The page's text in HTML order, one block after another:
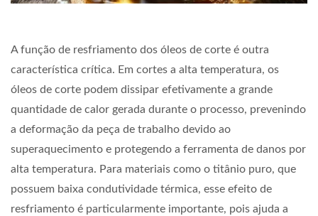
A função de resfriamento dos óleos de corte é outra
característica crítica. Em cortes a alta temperatura, os
óleos de corte podem dissipar efetivamente a grande
quantidade de calor gerada durante o processo, prevenindo
a deformação da peça de trabalho devido ao
superaquecimento e protegendo a ferramenta de danos por
alta temperatura. Para materiais como o titânio puro, que
possuem baixa condutividade térmica, esse efeito de
resfriamento é particularmente importante, pois ajuda a